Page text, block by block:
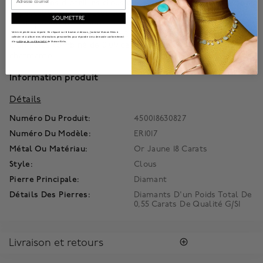
Ces boucles d'oreilles clous de la collection Alexandria sont
impeccables dans toutes les tenues. Conçu avec 2 diamants
ronds pesant 0,03 carats, 2 diamants taille émeraude d'un
poids total de 0,50 carats et 2 diamants en forme de poire
d'un poids combiné de 0,09 carats dans une finition
Information produit
Détails
Numéro Du Produit:
450018630827
Numéro Du Modèle:
ER1017
Métal Ou Matériau:
Or Jaune 18 Carats
Style:
Clous
Pierre Principale:
Diamant
Détails Des Pierres:
Diamants D'un Poids Total De
0,55 Carats De Qualité G/SI
Livraison et retours
SOUMETTRE
Votre vie privée nous importe. En cliquant sur le bouton ci-dessus, j'autorise Maison Bikrs à
collecter et à utiliser mes informations personnelles pour répondre à ma demande conformément
à lapolitique de confidentialité de Maison Birks.